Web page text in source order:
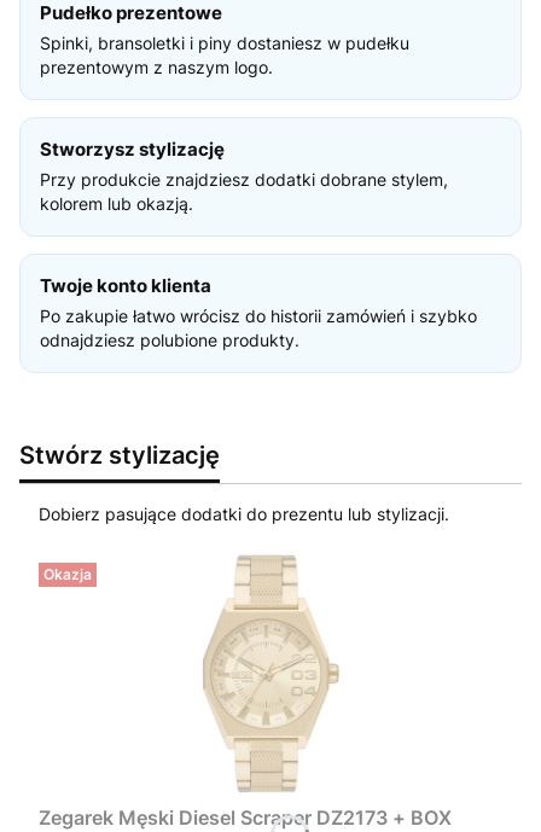
Pudełko prezentowe
Spinki, bransoletki i piny dostaniesz w pudełku
prezentowym z naszym logo.
Stworzysz stylizację
Przy produkcie znajdziesz dodatki dobrane stylem,
kolorem lub okazją.
Twoje konto klienta
Po zakupie łatwo wrócisz do historii zamówień i szybko
odnajdziesz polubione produkty.
Stwórz stylizację
Dobierz pasujące dodatki do prezentu lub stylizacji.
Okazja
Zegarek Męski Diesel Scraper DZ2173 + BOX